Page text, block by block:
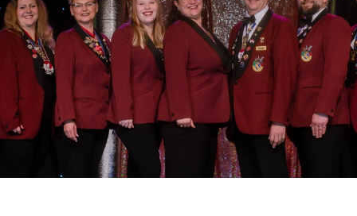
Güssenfunken
Güssengarde
Tanzmariechen
Leipheimer Gassaheulr
Faschingsjugend
Ehrenpäsidenten
Ehrensenatoren